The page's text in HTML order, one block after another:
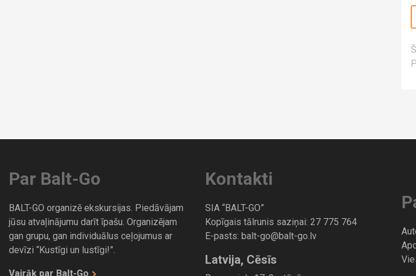
Par Balt-Go
BALT-GO organizē ekskursijas. Piedāvājam
jūsu atvaļinājumu darīt īpašu. Organizējam
gan grupu, gan individuālus ceļojumus ar
devīzi “Kustīgi un lustīgi!”.
Vairāk par Balt-Go
Kontakti
SIA “BALT-GO”
Kopīgais tālrunis saziņai: 27 775 764
E-pasts: balt-go@balt-go.lv
Latvija, Cēsīs